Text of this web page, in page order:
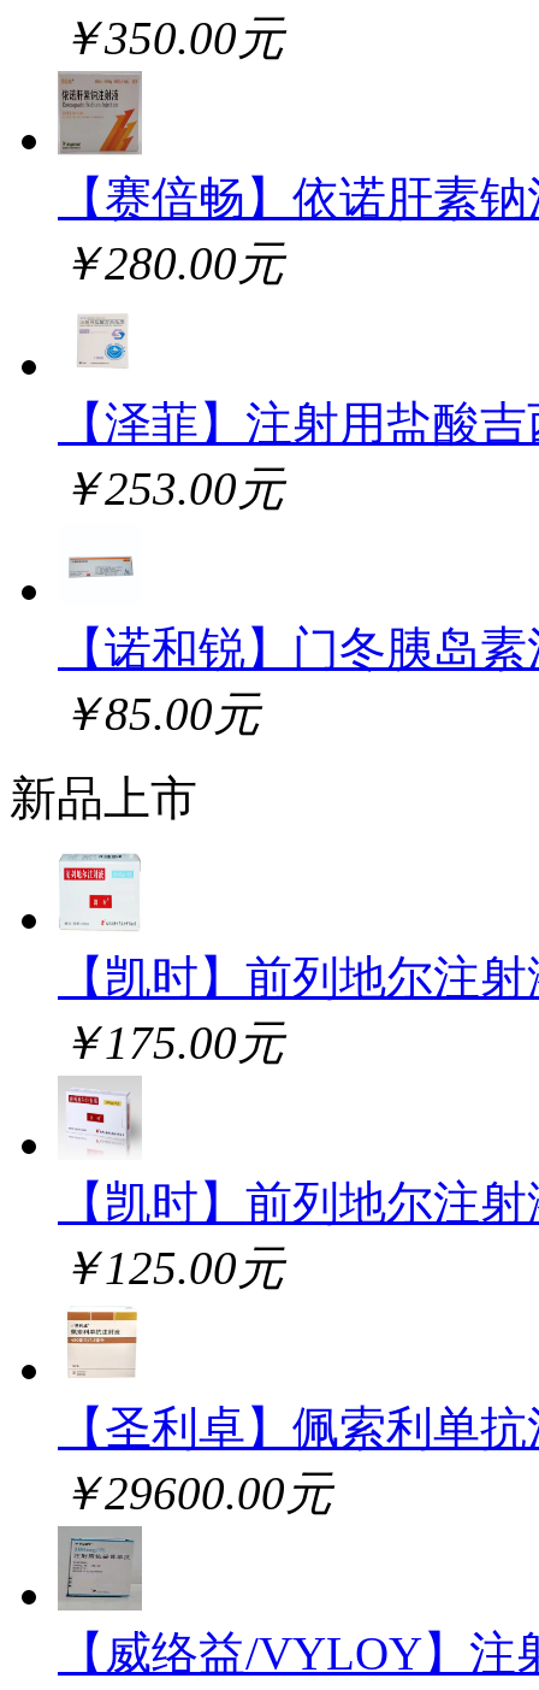
￥350.00元
【赛倍畅】依诺肝素
￥280.00元
【泽菲】注射用盐酸
￥253.00元
【诺和锐】门冬胰岛
￥85.00元
新品上市
【凯时】前列地尔注
￥175.00元
【凯时】前列地尔注
￥125.00元
【圣利卓】佩索利单
￥29600.00元
【威络益/VYLOY】注